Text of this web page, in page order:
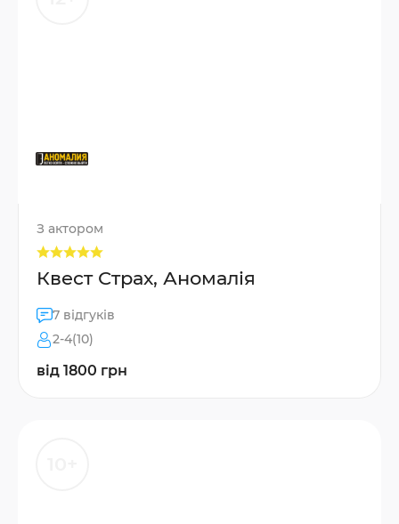
З актором
Квест Страх, Аномалія
7 відгуків
2-4(10)
від 1800 грн